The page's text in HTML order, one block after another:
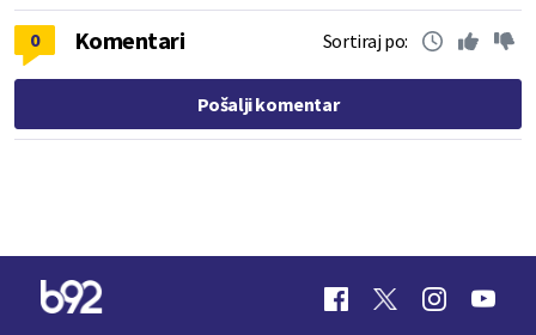
0 Komentari Sortiraj po:
Pošalji komentar